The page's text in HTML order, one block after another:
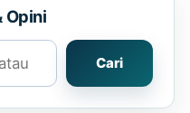
Opini
opini
Cari